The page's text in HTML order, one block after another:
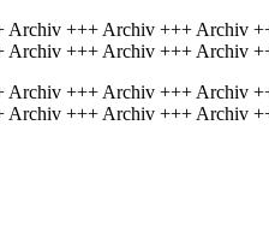
+++ Archiv +++ Archiv
+++ Archiv +++ Archiv
+++ Archiv +++ Archiv
+++ Archiv +++ Archiv